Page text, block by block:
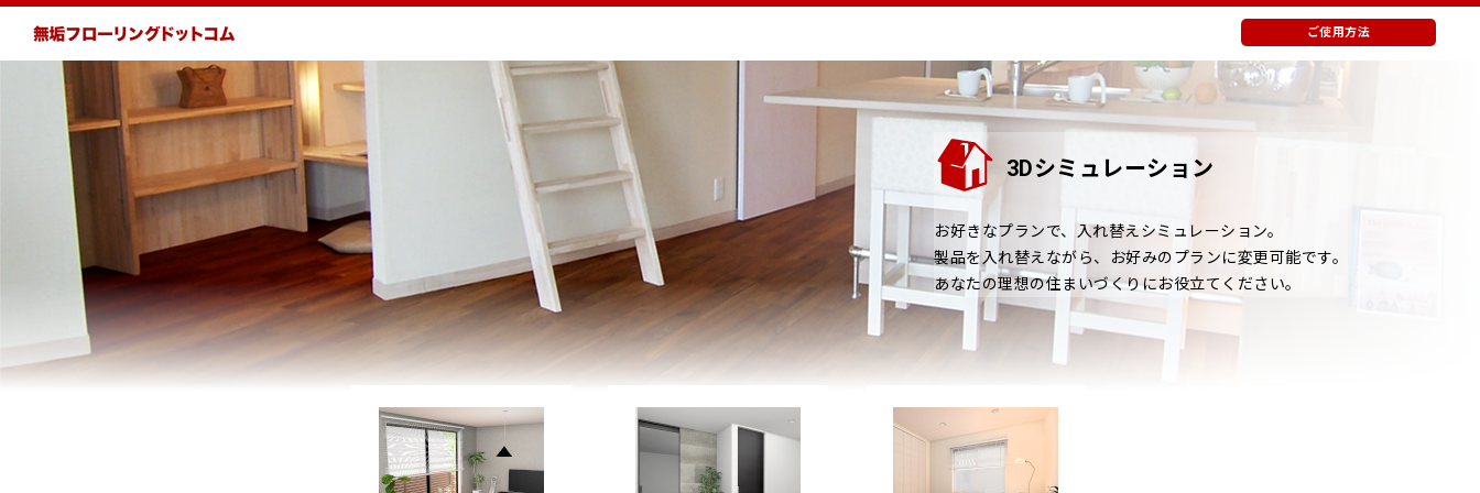
ご使用方法
3Dシミュレーション
お好きなプランで、入れ替えシミュレーション。
製品を入れ替えながら、お好みのプランに変更可能です。
あなたの理想の住まいづくりにお役立てください。